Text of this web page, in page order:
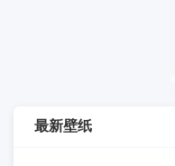
最新壁纸